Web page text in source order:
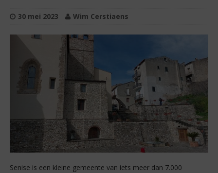
30 mei 2023 Wim Cerstiaens
Senise is een kleine gemeente van iets meer dan 7.000